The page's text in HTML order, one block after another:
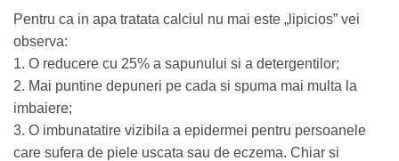
Pentru ca in apa tratata calciul nu mai este „lipicios” vei
observa:
1. O reducere cu 25% a sapunului si a detergentilor;
2. Mai puntine depuneri pe cada si spuma mai multa la
imbaiere;
3. O imbunatatire vizibila a epidermei pentru persoanele
care sufera de piele uscata sau de eczema. Chiar si